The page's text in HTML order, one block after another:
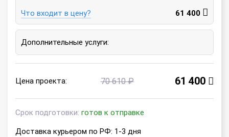
Что входит в цену? 61 400
Дополнительные услуги:
Цена проекта: 70 610 ₽ 61 400
Срок подготовки: готов к отправке
Доставка курьером по РФ: 1-3 дня